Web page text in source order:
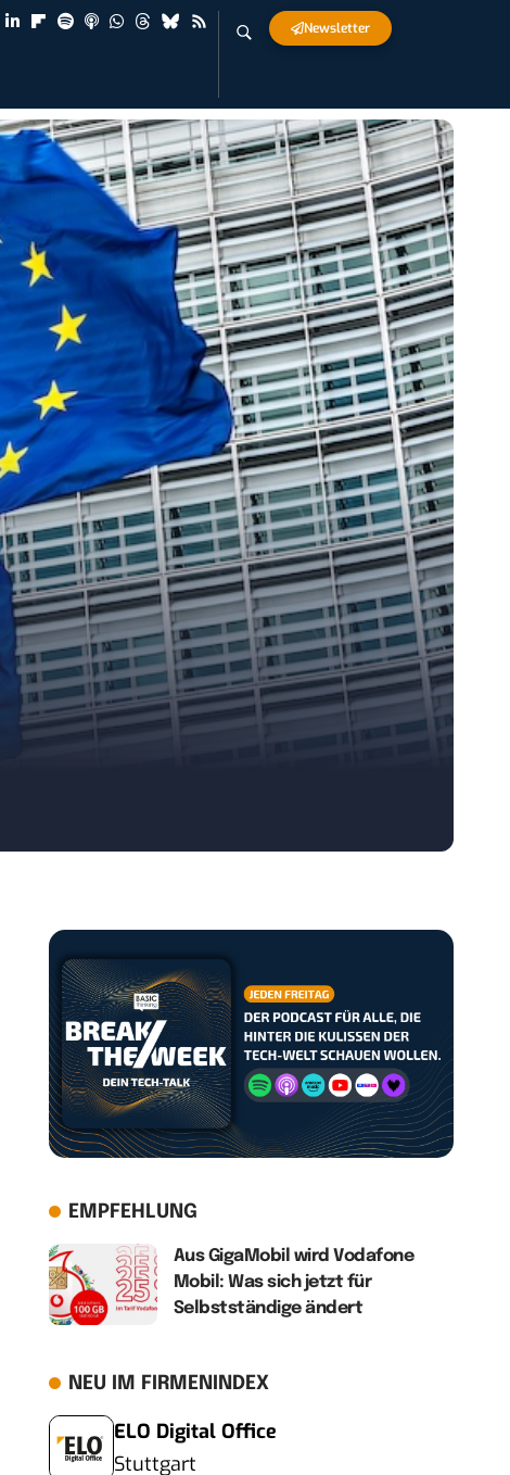
Newsletter
EMPFEHLUNG
Aus GigaMobil wird Vodafone
Mobil: Was sich jetzt für
Selbstständige ändert
NEU IM FIRMENINDEX
ELO Digital Office
Stuttgart